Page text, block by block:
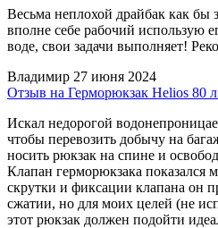
Весьма неплохой драйбак как бы
вполне себе рабочий использую
воде, свои задачи выполняет!
Владимир 27 июня 2024
Отзыв на Герморюкзак Helios 80
Искал недорогой
чтобы перевозить добычу на
носить рюкзак на спине и
Клапан герморюкзака показался
скрутки и фиксации клапана он
сжатии, но для моих целей (не
этот рюкзак должен подойти